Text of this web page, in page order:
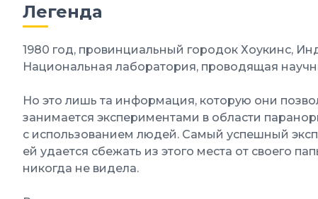
Легенда
1980 год, провинциальный городок Хоукинс,
Национальная лаборатория, проводящая
Но это лишь та информация, которую они
занимается экспериментами в области
с использованием людей. Самый успешный
ей удается сбежать из этого места от своего
никогда не видела.